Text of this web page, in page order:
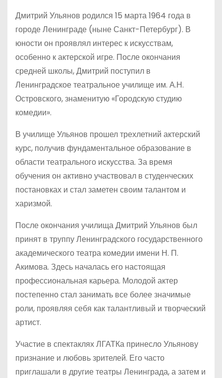
Дмитрий Ульянов родился 15 марта 1964 года в
городе Ленинграде (ныне Санкт-Петербург). В
юности он проявлял интерес к искусствам,
особенно к актерской игре. После окончания
средней школы, Дмитрий поступил в
Ленинградское театральное училище им. А.Н.
Островского, знаменитую «Городскую студию
комедии».
В училище Ульянов прошел трехлетний актерский
курс, получив фундаментальное образование в
области театрального искусства. За время
обучения он активно участвовал в студенческих
постановках и стал заметен своим талантом и
харизмой.
После окончания училища Дмитрий Ульянов был
принят в труппу Ленинградского государственного
академического театра комедии имени Н. П.
Акимова. Здесь началась его настоящая
профессиональная карьера. Молодой актер
постепенно стал занимать все более значимые
роли, проявляя себя как талантливый и творческий
артист.
Участие в спектаклях ЛГАТКа принесло Ульянову
признание и любовь зрителей. Его часто
приглашали в другие театры Ленинграда, а затем и